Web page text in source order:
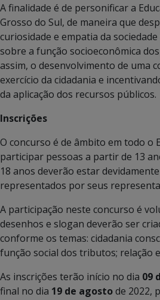
A finalidade é de personificar a
Grosso do Sul, de maneira que
curiosidade e empatia da
sobre a função socioeconômica
assim, o desenvolvimento de uma
exercício da cidadania e
da aplicação dos recursos públicos.
Inscrições
O concurso é de âmbito em todo o
participar pessoas a partir de 13
18 anos deverão estar
representados por seus
A participação neste concurso é
desenhos e slogan deverão ser
conforme os temas: cidadania
função social dos tributos; relação
As inscrições terão início no dia 09
final no dia 19 de agostode 2022,